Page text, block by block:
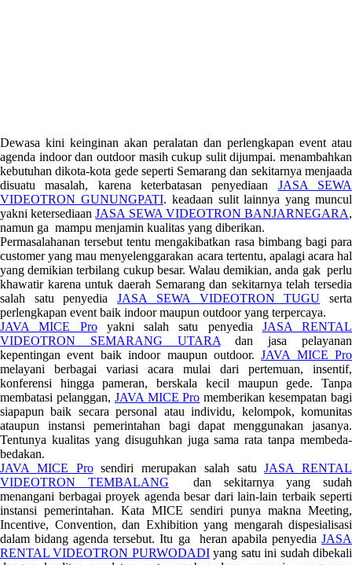
Dewasa kini keinginan akan peralatan dan perlengkapan event atau
agenda indoor dan outdoor masih cukup sulit dijumpai. menambahkan
kebutuhan dikota-kota gede seperti Semarang dan sekitarnya menjaada
disuatu masalah, karena keterbatasan penyediaan JASA SEWA
VIDEOTRON GUNUNGPATI. keadaan sulit lainnya yang muncul
yakni ketersediaanJASA SEWA VIDEOTRON BANJARNEGARA,
namun ga mampu menjamin kualitas yang diberikan.
Permasalahanan tersebut tentu mengakibatkan rasa bimbang bagi para
customer yang mau menyelenggarakan acara tertentu, apalagi acara hal
yang demikian terbilang cukup besar. Walau demikian, anda gak perlu
khawatir karena untuk daerah Semarang dan sekitarnya telah tersedia
salah satu penyediaJASA SEWA VIDEOTRON TUGU serta
perlengkapan event baik indoor maupun outdoor yang terpercaya.
JAVA MICE Proyakni salah satu penyedia JASA RENTAL
VIDEOTRON SEMARANG UTARA dan jasa pelayanan
kepentingan event baik indoor maupun outdoor.JAVA MICE Pro
melayani berbagai variasi acara mulai dari pertemuan, insentif,
konferensi hingga pameran, berskala kecil maupun gede. Tanpa
membatasi pelanggan, JAVA MICE Pro memberikan kesempatan bagi
siapapun baik secara personal atau individu, kelompok, komunitas
ataupun instansi pemerintahan bagi dapat menggunakan jasanya.
Tentunya kualitas yang disuguhkan juga sama rata tanpa membeda-
bedakan.
JAVA MICE Prosendiri merupakan salah satuJASA RENTAL
VIDEOTRON TEMBALANG dan sekitarnya yang sudah
menangani berbagai proyek agenda besar dari lain-lain terbaik seperti
instansi pemerintahan. Kata MICE sendiri punya makna Meeting,
Incentive, Convention, dan Exhibition yang mengarah dispesialisasi
dalam bidang agenda tersebut. Itu ga heran apabila penyedia JASA
RENTAL VIDEOTRON PURWODADIyang satu ini sudah dibekali